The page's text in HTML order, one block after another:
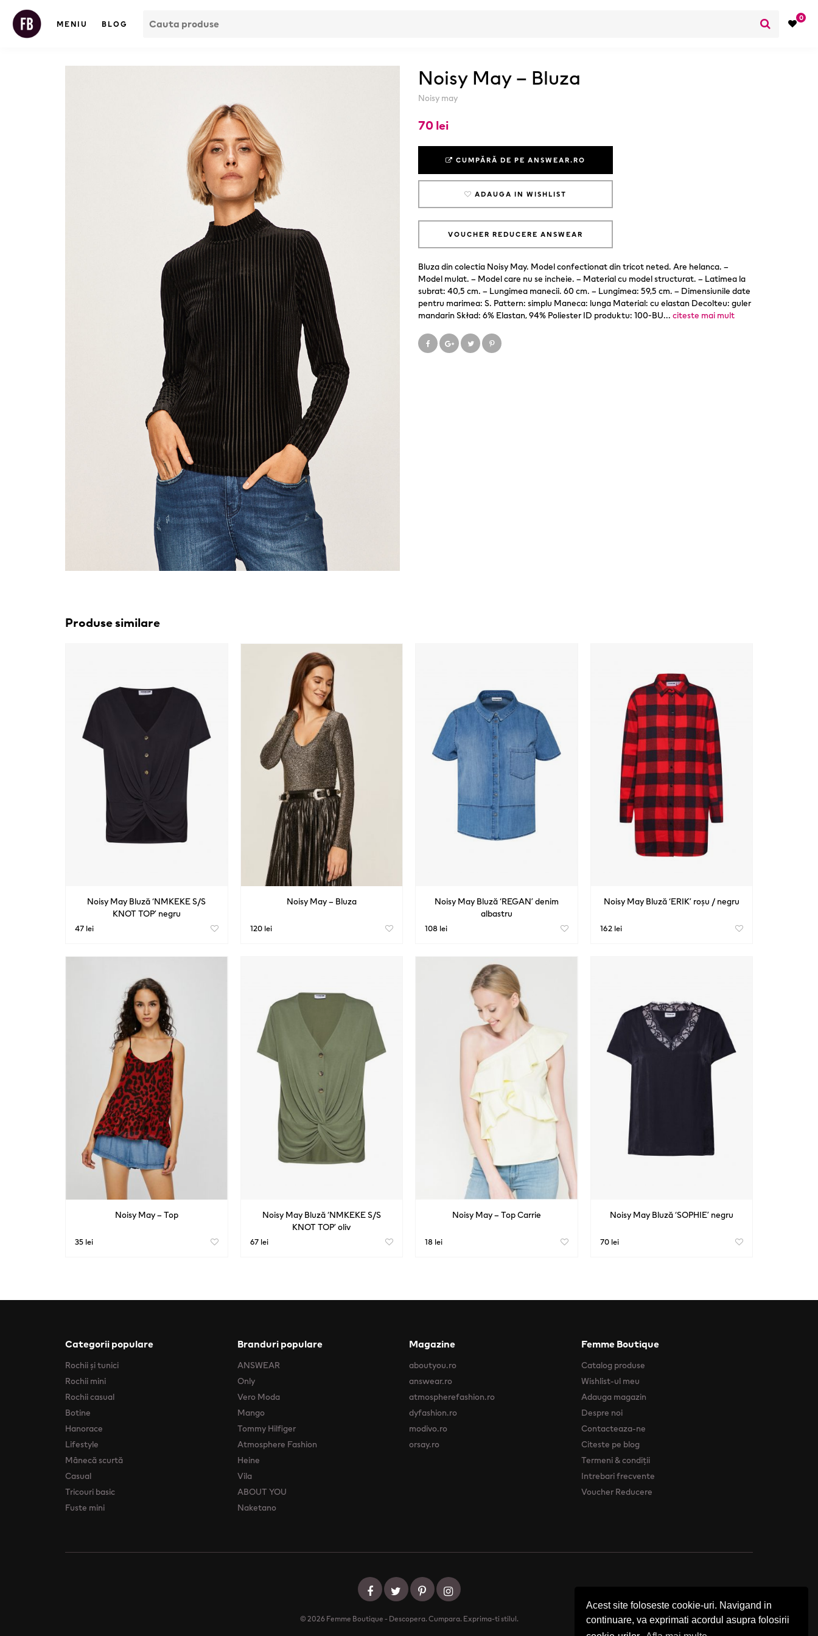
Acest site foloseste cookie-uri. Navigand in
continuare, va exprimati acordul asupra folosirii
MENIU BLOG
0
Noisy May – Bluza
Noisy may
70 lei
CUMPĂRĂ DE PE ANSWEAR.RO
ADAUGA IN WISHLIST
VOUCHER REDUCERE ANSWEAR
Bluza din colectia Noisy May. Model confectionat din tricot neted. Are helanca. –
Model mulat. – Model care nu se incheie. – Material cu model structurat. – Latimea la
subrat: 40,5 cm. – Lungimea manecii. 60 cm. – Lungimea: 59,5 cm. – Dimensiunile date
pentru marimea: S. Pattern: simplu Maneca: lunga Material: cu elastan Decolteu: guler
mandarin Skład: 6% Elastan, 94% Poliester ID produktu: 100-BU... citeste mai mult
Produse similare
Noisy May Bluză ‘NMKEKE S/S
KNOT TOP’ negru
47 lei
Noisy May – Bluza
120 lei
Noisy May Bluză ‘REGAN’ denim
albastru
108 lei
Noisy May Bluză ‘ERIK’ roșu / negru
162 lei
Noisy May – Top
35 lei
Noisy May Bluză ‘NMKEKE S/S
KNOT TOP’ oliv
67 lei
Noisy May – Top Carrie
18 lei
Noisy May Bluză ‘SOPHIE’ negru
70 lei
Categorii populare
Rochii şi tunici
Rochii mini
Rochii casual
Botine
Hanorace
Lifestyle
Mânecă scurtă
Casual
Tricouri basic
Fuste mini
Branduri populare
ANSWEAR
Only
Vero Moda
Mango
Tommy Hilfiger
Atmosphere Fashion
Heine
Vila
ABOUT YOU
Naketano
Magazine
aboutyou.ro
answear.ro
atmospherefashion.ro
dyfashion.ro
modivo.ro
orsay.ro
Femme Boutique
Catalog produse
Wishlist-ul meu
Adauga magazin
Despre noi
Contacteaza-ne
Citeste pe blog
Termeni & condiții
Intrebari frecvente
Voucher Reducere
© 2026 Femme Boutique - Descopera. Cumpara. Exprima-ti stilul.